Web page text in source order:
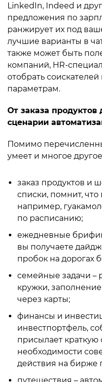
LinkedIn, Indeed и
предложения по
ранжирует их под
лучшие варианты в
также может быть
компаний, HR-
отобрать
параметрам.
От заказа продуктов
сценарии
Помимо
умеет и многое
заказ продуктов и
списки, помнит, что
например,
по расписанию;
ежедневные
вы получаете
пробок на дорогах
семейные задачи –
кружки,
через карты;
финансы и
инвестпортфель,
присылает краткую
необходимости
действия на бирже